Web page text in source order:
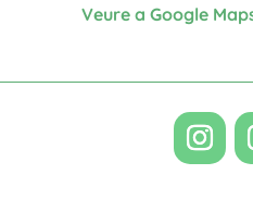
Veure a Google